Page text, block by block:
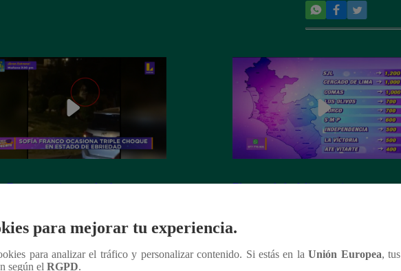
Franco ocasiona triple choque en
El mapa de la delincuencia
para mejorar tu experiencia.
para analizar el tráfico y personalizar contenido. Si estás en laUnión Europea, tus
según el RGPD.